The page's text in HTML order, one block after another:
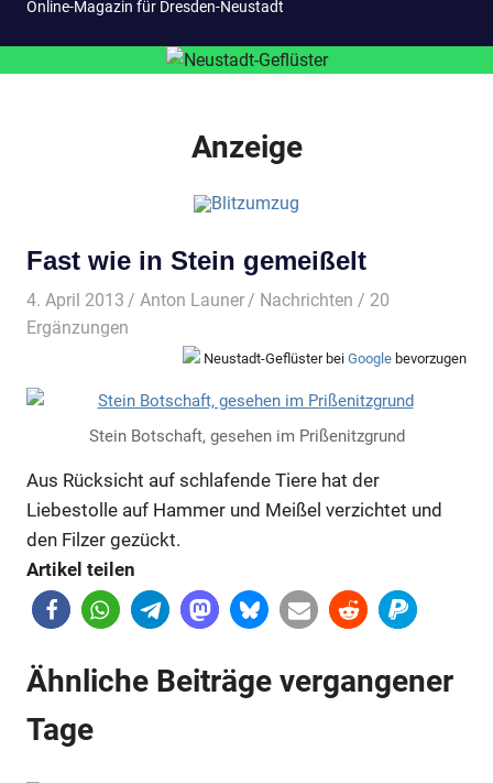
Online-Magazin für Dresden-Neustadt
Anzeige
Fast wie in Stein gemeißelt
4. April 2013 Anton Launer Nachrichten / 20
Ergänzungen
Neustadt-Geflüster bei Google bevorzugen
Stein Botschaft, gesehen im Prißenitzgrund
Aus Rücksicht auf schlafende Tiere hat der
Liebestolle auf Hammer und Meißel verzichtet und
den Filzer gezückt.
Artikel teilen
Ähnliche Beiträge vergangener
Tage